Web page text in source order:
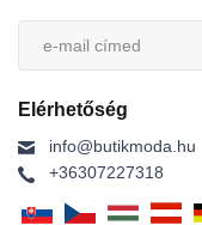
Elérhetőség
info@butikmoda.hu
+36307227318